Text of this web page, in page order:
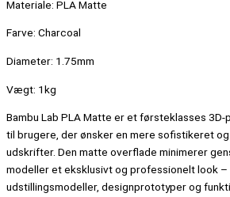
Materiale: PLA Matte
Farve: Charcoal
Diameter: 1.75mm
Vægt: 1kg
Bambu Lab PLA Matte er et førsteklasses
til brugere, der ønsker en mere sofistikeret
udskrifter. Den matte overflade minimerer
modeller et eksklusivt og professionelt look –
udstillingsmodeller, designprototyper og